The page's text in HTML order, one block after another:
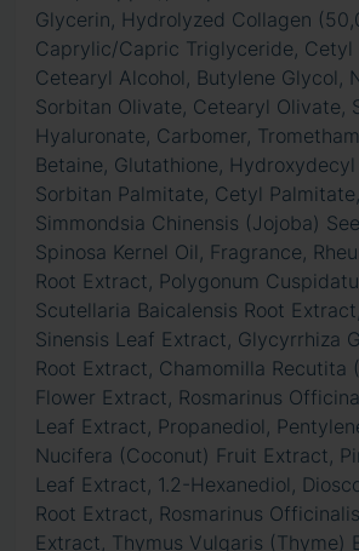
Glycerin, Hydrolyzed Collagen
Caprylic/Capric Triglyceride, Cetyl
Cetearyl Alcohol, Butylene Glycol,
Sorbitan Olivate, Cetearyl Olivate,
Hyaluronate, Carbomer,
Betaine, Glutathione,
Sorbitan Palmitate, Cetyl
Simmondsia Chinensis (Jojoba)
Spinosa Kernel Oil, Fragrance,
Root Extract, Polygonum
Scutellaria Baicalensis Root
Sinensis Leaf Extract, Glycyrrhiza
Root Extract, Chamomilla Recutita
Flower Extract, Rosmarinus
Leaf Extract, Propanediol,
Nucifera (Coconut) Fruit Extract,
Leaf Extract, 1.2-Hexanediol,
Root Extract, Rosmarinus
Extract, Thymus Vulgaris (Thyme)